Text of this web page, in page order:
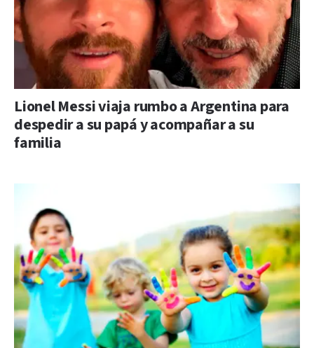
Lionel Messi viaja rumbo a Argentina para
despedir a su papá y acompañar a su
familia